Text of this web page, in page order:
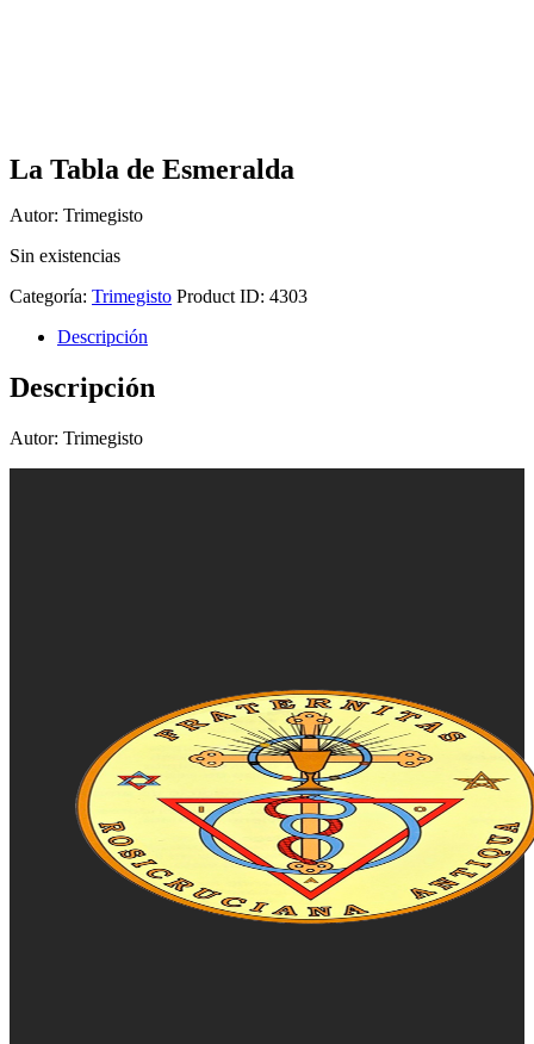
La Tabla de Esmeralda
Autor: Trimegisto
Sin existencias
Categoría: Trimegisto Product ID: 4303
Descripción
Descripción
Autor: Trimegisto